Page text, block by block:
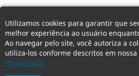
Utilizamos cookies para garantir que
melhor experiência ao usuário
Ao navegar pelo site, você autoriza a
utiliza-los conforme descritos em nossa
Privacidade.